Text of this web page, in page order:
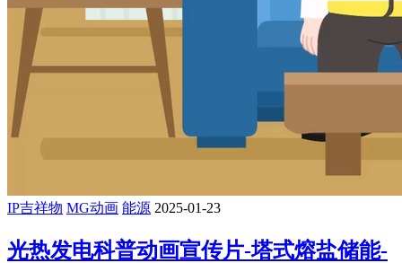
IP吉祥物 MG动画 能源 2025-01-23
光热发电科普动画宣传片-塔式熔盐储能-